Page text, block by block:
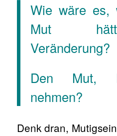
Wie wäre es,
Mut
Veränderung?
Den Mut,
nehmen?
Denk dran,